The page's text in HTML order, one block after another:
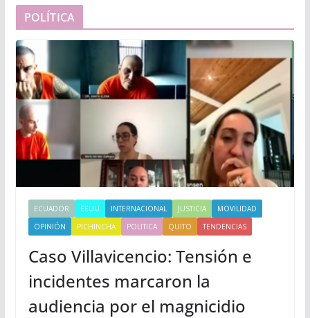
POLÍTICA
ECUADOR EEUU INTERNACIONAL JUSTICIA
MOVILIDAD
OPINIÓN
PICHINCHA POLITICA QUITO TENDENCIAS
Caso Villavicencio: Tensión e
incidentes marcaron la
audiencia por el magnicidio